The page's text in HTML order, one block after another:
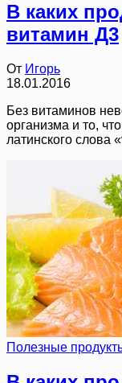
В каких
витамин Д3
От Игорь
18.01.2016
Без витаминов
организма и то,
латинского слова
Полезные